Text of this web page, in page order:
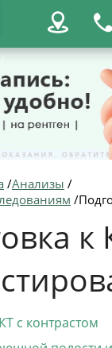
/Анализы /
/
к
с контрастом